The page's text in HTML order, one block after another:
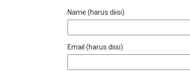
Name (harus diisi)
Email (harus diisi)